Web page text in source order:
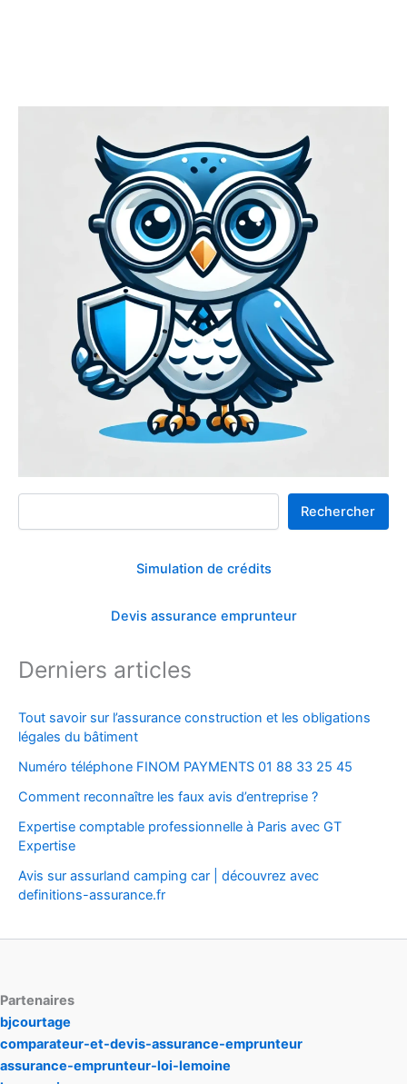
Rechercher
Rechercher
Simulation de crédits
Devis assurance emprunteur
Derniers articles
Tout savoir sur l’assurance construction et les obligations
légales du bâtiment
Numéro téléphone FINOM PAYMENTS 01 88 33 25 45
Comment reconnaître les faux avis d’entreprise ?
Expertise comptable professionnelle à Paris avec GT
Expertise
Avis sur assurland camping car | découvrez avec
definitions-assurance.fr
Partenaires
bjcourtage
comparateur-et-devis-assurance-emprunteur
assurance-emprunteur-loi-lemoine